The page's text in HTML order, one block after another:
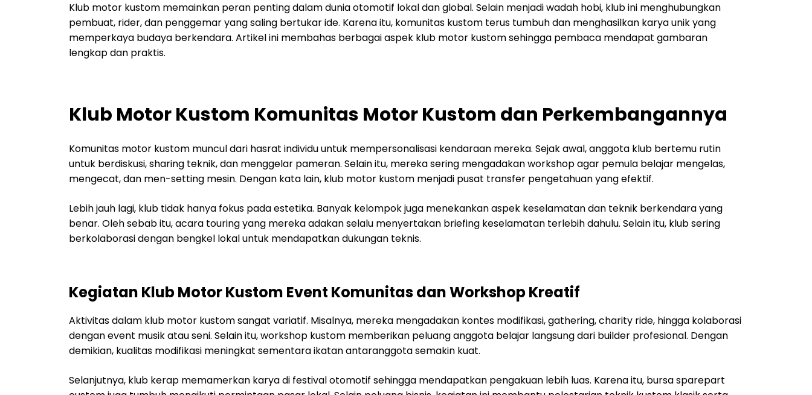
Klub motor kustom memainkan peran penting dalam dunia otomotif lokal dan global. Selain menjadi wadah hobi, klub ini menghubungkan
pembuat, rider, dan penggemar yang saling bertukar ide. Karena itu, komunitas kustom terus tumbuh dan menghasilkan karya unik yang
memperkaya budaya berkendara. Artikel ini membahas berbagai aspek klub motor kustom sehingga pembaca mendapat gambaran
lengkap dan praktis.
Klub Motor Kustom Komunitas Motor Kustom dan Perkembangannya
Komunitas motor kustom muncul dari hasrat individu untuk mempersonalisasi kendaraan mereka. Sejak awal, anggota klub bertemu rutin
untuk berdiskusi, sharing teknik, dan menggelar pameran. Selain itu, mereka sering mengadakan workshop agar pemula belajar mengelas,
mengecat, dan men-setting mesin. Dengan kata lain, klub motor kustom menjadi pusat transfer pengetahuan yang efektif.
Lebih jauh lagi, klub tidak hanya fokus pada estetika. Banyak kelompok juga menekankan aspek keselamatan dan teknik berkendara yang
benar. Oleh sebab itu, acara touring yang mereka adakan selalu menyertakan briefing keselamatan terlebih dahulu. Selain itu, klub sering
berkolaborasi dengan bengkel lokal untuk mendapatkan dukungan teknis.
Kegiatan Klub Motor Kustom Event Komunitas dan Workshop Kreatif
Aktivitas dalam klub motor kustom sangat variatif. Misalnya, mereka mengadakan kontes modifikasi, gathering, charity ride, hingga kolaborasi
dengan event musik atau seni. Selain itu, workshop kustom memberikan peluang anggota belajar langsung dari builder profesional. Dengan
demikian, kualitas modifikasi meningkat sementara ikatan antaranggota semakin kuat.
Selanjutnya, klub kerap memamerkan karya di festival otomotif sehingga mendapatkan pengakuan lebih luas. Karena itu, bursa sparepart